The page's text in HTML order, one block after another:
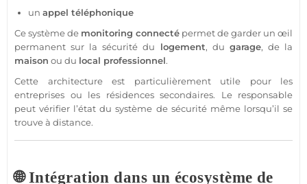
un appel téléphonique
Cesystèmede monitoring connecté permet de garder un œil
permanent sur lasécurité du logement, du garage, de la
maison ou du local professionnel.
Cette architecture est particulièrement utile pour les
entreprises ou les résidencessecondaires. Le responsable
peut vérifier l’état dusystème de sécuritémême lorsqu’il se
trouve à distance.
🌐 Intégration dans un écosystème de